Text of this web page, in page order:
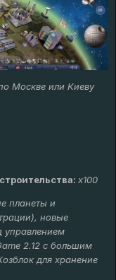
Москве или Киеву
x100
планеты и
новые
управлением
2.12 с большим
для хранение